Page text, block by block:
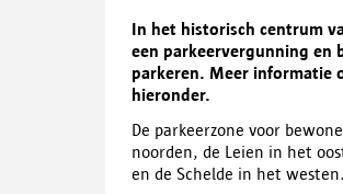
In het historisch centrum
een parkeervergunning en
parkeren. Meer informatie
hieronder.
De parkeerzone voor
noorden, de Leien in het
en de Schelde in het